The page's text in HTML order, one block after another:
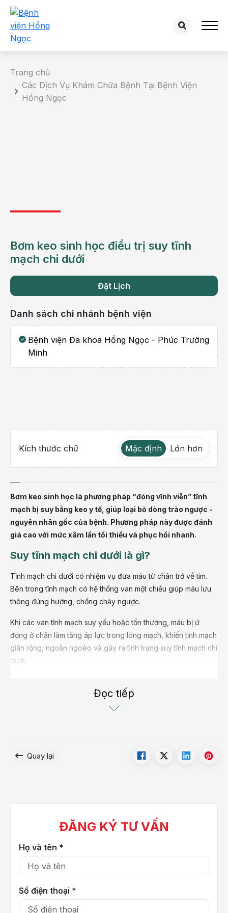
Trang chủ
Các Dịch Vụ Khám Chữa Bệnh Tại Bệnh Viện
Hồng Ngọc
Bơm keo sinh học điều trị suy tĩnh
mạch chi dưới
Đặt Lịch
Danh sách chi nhánh bệnh viện
Bệnh viện Đa khoa Hồng Ngọc - Phúc Trường
Minh
Kích thước chữ Mặc định Lớn hơn
Bơm keo sinh học là phương pháp “đóng vĩnh viễn” tĩnh
mạch bị suy bằng keo y tế, giúp loại bỏ dòng trào ngược -
nguyên nhân gốc của bệnh. Phương pháp này được đánh
giá cao với mức xâm lấn tối thiểu và phục hồi nhanh.
Suy tĩnh mạch chi dưới là gì?
Tĩnh mạch chi dưới có nhiệm vụ đưa máu từ chân trở về tim.
Bên trong tĩnh mạch có hệ thống van một chiều giúp máu lưu
thông đúng hướng, chống chảy ngược.
Khi các van tĩnh mạch suy yếu hoặc tổn thương, máu bị ứ
đọng ở chân làm tăng áp lực trong lòng mạch, khiến tĩnh mạch
giãn rộng, ngoằn ngoèo và gây ra tình trạng suy tĩnh mạch chi
dưới.
Nổi gân xanh, tĩnh mạch ngoằn ngoèo dưới da
Nếu không điều trị sớm, bệnh có thể tiến triển nặng và gây ra
da, hoại tử, ảnh hưởng vận động và thẩm mỹ.
Đọc tiếp
Quay lại
ĐĂNG KÝ TƯ VẤN
Họ và tên *
Số điện thoại *